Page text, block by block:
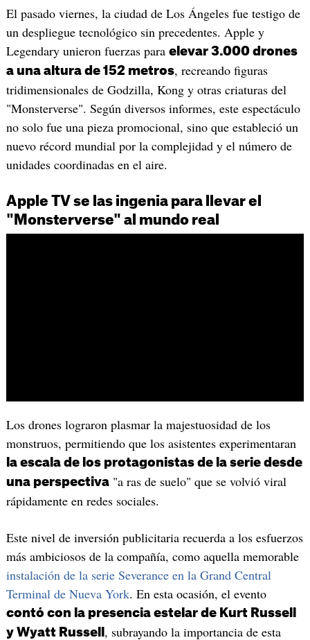
El pasado viernes, la ciudad de Los Ángeles fue testigo de
un despliegue tecnológico sin precedentes. Apple y
Legendary unieron fuerzas para elevar 3.000 drones
a una altura de 152 metros, recreando figuras
tridimensionales de Godzilla, Kong y otras criaturas del
"Monsterverse". Según diversos informes, este espectáculo
no solo fue una pieza promocional, sino que estableció un
nuevo récord mundial por la complejidad y el número de
unidades coordinadas en el aire.
Apple TV se las ingenia para llevar el
"Monsterverse" al mundo real
Los drones lograron plasmar la majestuosidad de los
monstruos, permitiendo que los asistentes experimentaran
la escala de los protagonistas de la serie desde
una perspectiva"a ras de suelo" que se volvió viral
rápidamente en redes sociales.
Este nivel de inversión publicitaria recuerda a los esfuerzos
más ambiciosos de la compañía, como aquella memorable
instalación de la serie Severance en la Grand Central
Terminal de Nueva York. En esta ocasión, el evento
contó con la presencia estelar de Kurt Russell
y Wyatt Russell , subrayando la importancia de esta